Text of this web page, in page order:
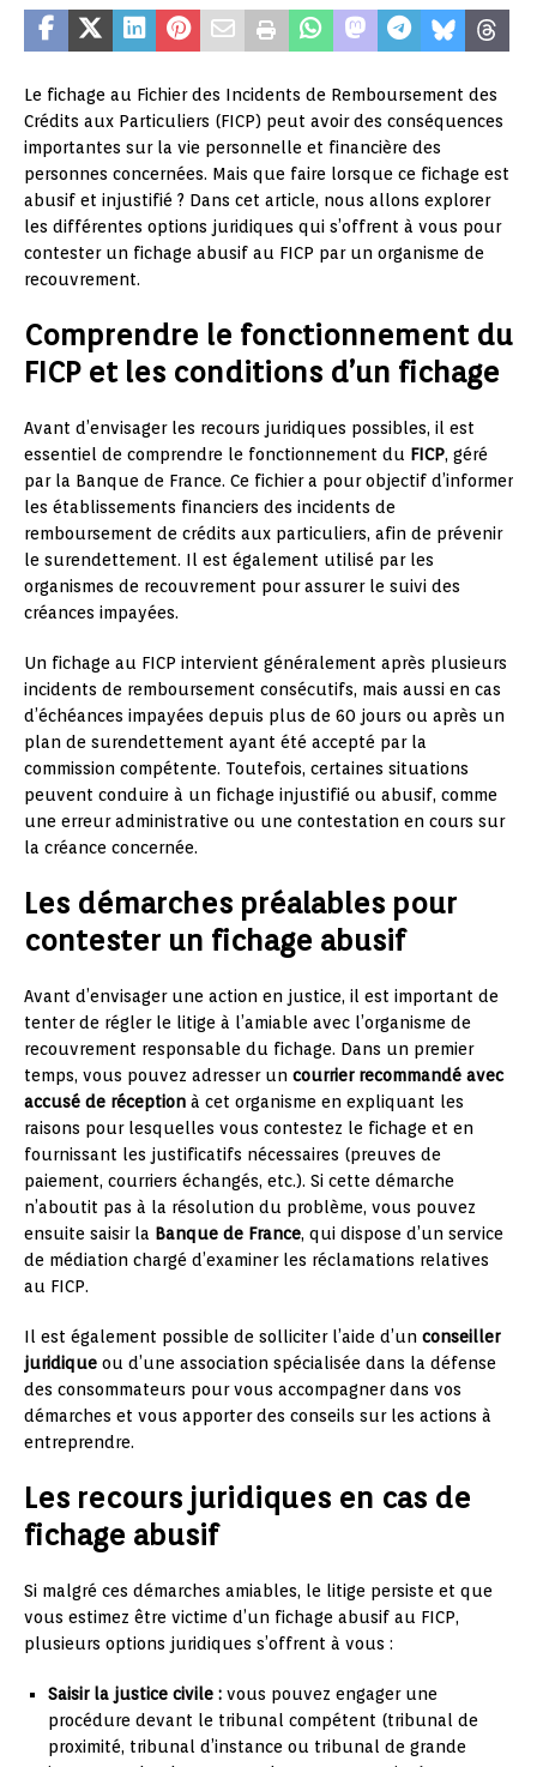
Le fichage au Fichier des Incidents de Remboursement des
Crédits aux Particuliers (FICP) peut avoir des conséquences
importantes sur la vie personnelle et financière des
personnes concernées. Mais que faire lorsque ce fichage est
abusif et injustifié ? Dans cet article, nous allons explorer
les différentes options juridiques qui s’offrent à vous pour
contester un fichage abusif au FICP par un organisme de
recouvrement.
Comprendre le fonctionnement du
FICP et les conditions d’un fichage
Avant d’envisager les recours juridiques possibles, il est
essentiel de comprendre le fonctionnement du FICP, géré
par la Banque de France. Ce fichier a pour objectif d’informer
les établissements financiers des incidents de
remboursement de crédits aux particuliers, afin de prévenir
le surendettement. Il est également utilisé par les
organismes de recouvrement pour assurer le suivi des
créances impayées.
Un fichage au FICP intervient généralement après plusieurs
incidents de remboursement consécutifs, mais aussi en cas
d’échéances impayées depuis plus de 60 jours ou après un
plan de surendettement ayant été accepté par la
commission compétente. Toutefois, certaines situations
peuvent conduire à un fichage injustifié ou abusif, comme
une erreur administrative ou une contestation en cours sur
la créance concernée.
Les démarches préalables pour
contester un fichage abusif
Avant d’envisager une action en justice, il est important de
tenter de régler le litige à l’amiable avec l’organisme de
recouvrement responsable du fichage. Dans un premier
temps, vous pouvez adresser un courrier recommandé avec
accusé de réception à cet organisme en expliquant les
raisons pour lesquelles vous contestez le fichage et en
fournissant les justificatifs nécessaires (preuves de
paiement, courriers échangés, etc.). Si cette démarche
n’aboutit pas à la résolution du problème, vous pouvez
ensuite saisir la Banque de France, qui dispose d’un service
de médiation chargé d’examiner les réclamations relatives
au FICP.
Il est également possible de solliciter l’aide d’un conseiller
juridique ou d’une association spécialisée dans la défense
des consommateurs pour vous accompagner dans vos
démarches et vous apporter des conseils sur les actions à
entreprendre.
Les recours juridiques en cas de
fichage abusif
Si malgré ces démarches amiables, le litige persiste et que
vous estimez être victime d’un fichage abusif au FICP,
plusieurs options juridiques s’offrent à vous :
Saisir la justice civile : vous pouvez engager une
procédure devant le tribunal compétent (tribunal de
proximité, tribunal d’instance ou tribunal de grande